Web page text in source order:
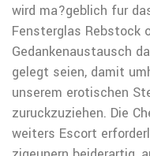
wird ma?geblich fur
Fensterglas Rebstock
Gedankenaustausch
gelegt seien, damit
unserem erotischen
zuruckzuziehen. Die
weiters Escort